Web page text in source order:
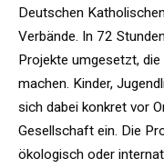
Deutschen
Verbände. In 72
Projekte umgesetzt,
machen. Kinder,
sich dabei konkret vor
Gesellschaft ein. Die
ökologisch oder